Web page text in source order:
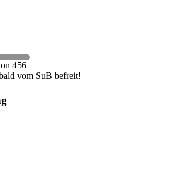
456
vom SuB befreit!